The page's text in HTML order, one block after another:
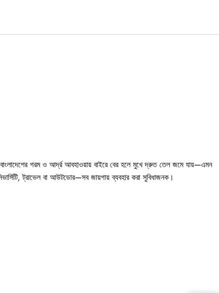
গরম ও আর্দ্র আবহাওয়ায় বাইরে বের হলে মুখে দ্রুত তেল জমে যায়—এমন
ট্রাভেল বা আউটডোর—সব জায়গায় ব্যবহার করা সুবিধাজনক।